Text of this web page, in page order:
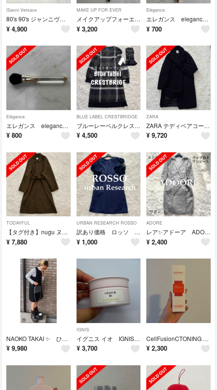
Gianni Versace
80's 90's ジャンニヴェルサーチ タイトスカート versace
¥ 4,900
MAKE UP FOR EVER
メイクアップフォーエバー 218 WAVY ブラシ ブレンダー brush
¥ 3,200
Elégance.
エレガンス elegance アイシャドウ ブラシ 3 brush eye
¥ 700
Elégance.
エレガンス elegance チーク ブラシ 2 cheek brush
¥ 800
BLUE LABEL CRESTBRIDGE
ブルーレーベルクレストブリッジ チェック 長袖ワンピース チュニック ロゴ M
¥ 4,500
ZARA
ZARA テディベアコート ブラック ザラ ボア ファー ロング xs
¥ 9,720
TODAYFUL
【タグ付き】nugu ヌグ カーキブラウン ロングチェスターコート Aライン
¥ 7,880
URBAN RESEARCH ROSSO
訳あり価格 ロッソ アーバンリサーチ チュール フリル 膝丈ワンピース ドレス
¥ 1,000
ADORE
レア✨アドーア ADOORE 麻混 ストライプ ミディアム丈ワンピース 38
¥ 2,400
NAOKO TAKAI ✨ ひざ丈 ワンピース 高井直子 完売
¥ 9,980
IGNIS
イグニス イオ IGNIS io リフレッシング ピューレ 80g
¥ 3,700
CellFusionCTONING SUNSCREEN 100 セルフュージョン
¥ 2,300